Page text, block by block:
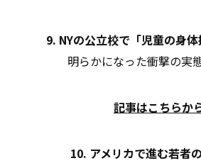
9. NYの公立校で「児童の身
明らかになった衝撃の実
記事はこちらか
10. アメリカで進む若者